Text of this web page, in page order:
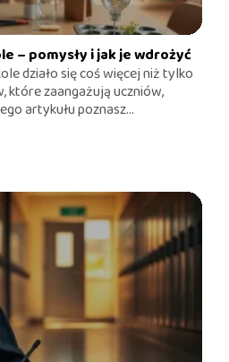
– pomysły i jak je wdrożyć
działo się coś więcej niż tylko
które zaangażują uczniów,
artykułu poznasz...